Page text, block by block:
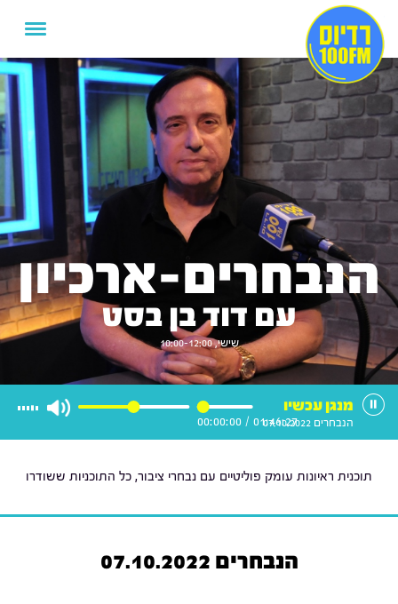
הנבחרים-ארכיון
עם דוד בן בסט
שישי, 10:00-12:00
01:46:27
/
00:00:00
מנגן עכשיו
הנבחרים 07.10.2022
תוכנית ראיונות עומק פוליטיים עם נבחרי ציבור, כל התוכניות ששודרו
הנבחרים 07.10.2022